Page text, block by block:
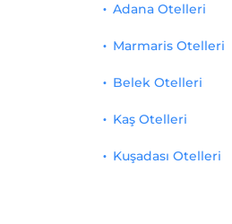
Adana Otelleri
Marmaris Otelleri
Belek Otelleri
Kaş Otelleri
Kuşadası Otelleri